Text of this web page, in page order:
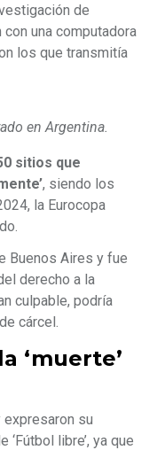
de
una computadora
los que transmitía
en Argentina.
sitios que
, siendo los
la Eurocopa
Buenos Aires y fue
derecho a la
culpable, podría
cárcel.
‘muerte’
su
libre’, ya que